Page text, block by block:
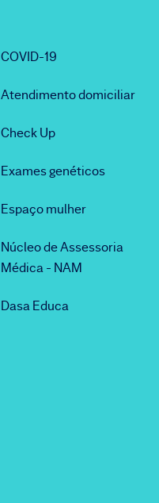
COVID-19
Atendimento domiciliar
Check Up
Exames genéticos
Espaço mulher
Núcleo de Assessoria
Médica - NAM
Dasa Educa